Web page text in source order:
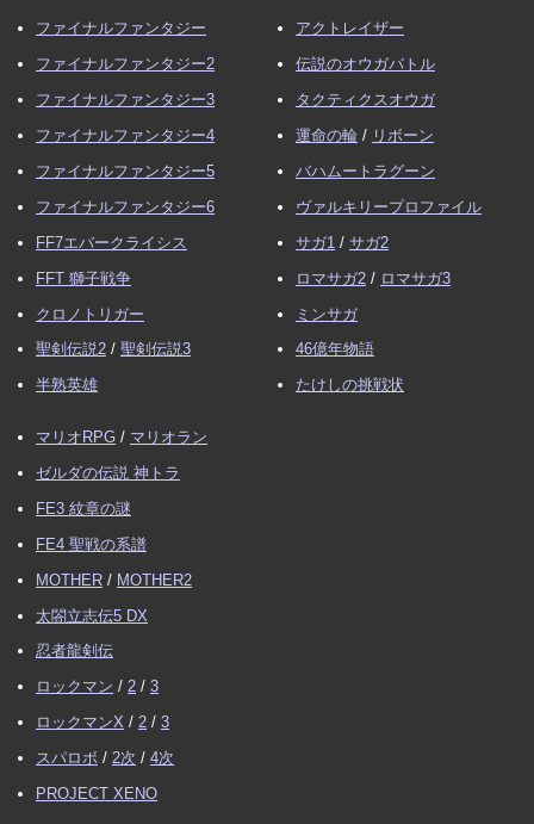
ファイナルファンタジー
ファイナルファンタジー2
ファイナルファンタジー3
ファイナルファンタジー4
ファイナルファンタジー5
ファイナルファンタジー6
FF7エバークライシス
FFT 獅子戦争
クロノトリガー
聖剣伝説2 / 聖剣伝説3
半熟英雄
アクトレイザー
伝説のオウガバトル
タクティクスオウガ
運命の輪 / リボーン
バハムートラグーン
ヴァルキリープロファイル
サガ1 / サガ2
ロマサガ2 / ロマサガ3
ミンサガ
46億年物語
たけしの挑戦状
マリオRPG / マリオラン
ゼルダの伝説 神トラ
FE3 紋章の謎
FE4 聖戦の系譜
MOTHER / MOTHER2
太閤立志伝5 DX
忍者龍剣伝
ロックマン / 2 / 3
ロックマンX / 2 / 3
スパロボ / 2次 / 4次
PROJECT XENO